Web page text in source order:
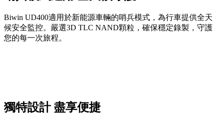
Biwin UD400適用於新能源車輛的哨兵模式，為行車提供全天
候安全監控。嚴選3D TLC NAND顆粒，確保穩定錄製，守護
您的每一次旅程。
獨特設計 盡享便捷